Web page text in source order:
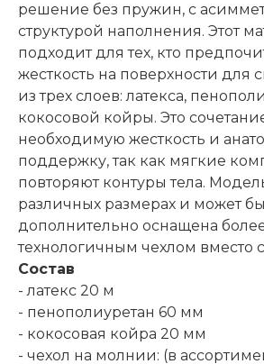
решение без пружин, с
структурой наполнения. Этот
подходит для тех, кто
жесткость на поверхности для
из трех слоев: латекса,
кокосовой койры. Это
необходимую жесткость и
поддержку, так как мягкие
повторяют контуры тела.
различных размерах и может
дополнительно оснащена
технологичным чехлом вместо
Состав
- латекс 20 м
- пенополиуретан 60 мм
- кокосовая койра 20 мм
- чехол на молнии: (в